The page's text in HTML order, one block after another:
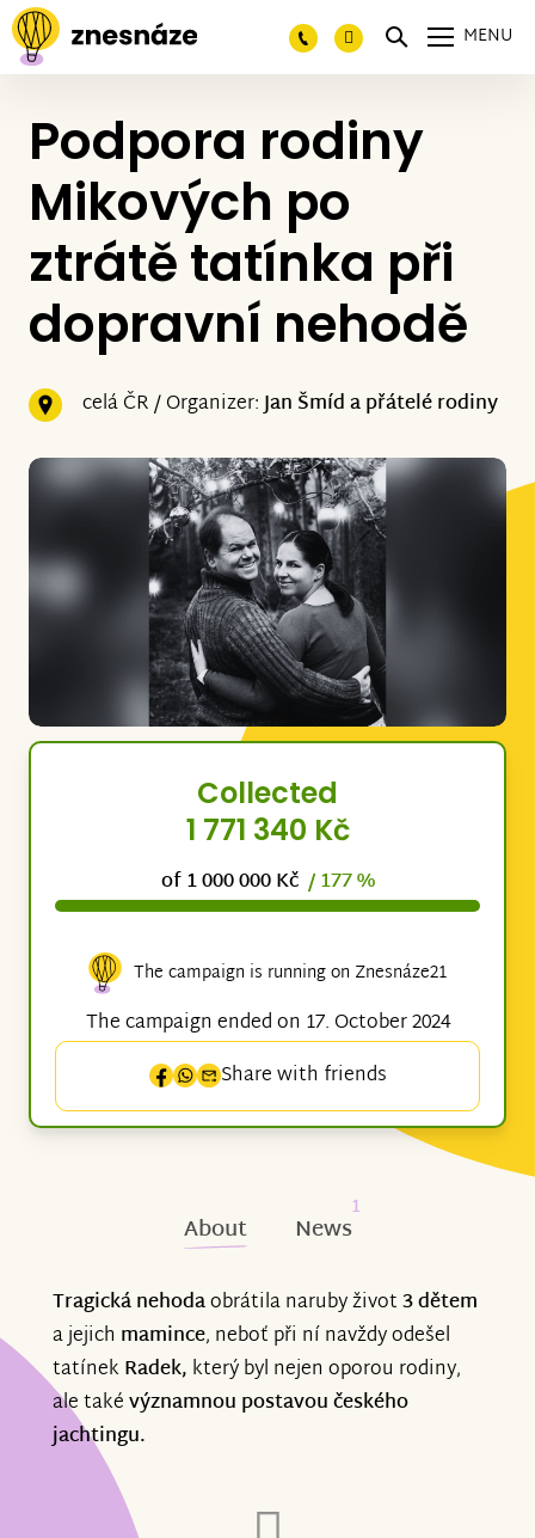
MENU
Podpora rodiny
Mikových po
ztrátě tatínka při
dopravní nehodě
celá ČR / Organizer:Jan Šmíd a přátelé rodiny
Collected
1 771 340 Kč
of 1 000 000 Kč / 177 %
The campaign is running on Znesnáze21
The campaign ended on 17. October 2024
Share with friends
About News
1
Tragická nehodaobrátila naruby život3 dětem
a jejich mamince, neboť při ní navždy odešel
tatínek Radek, který byl nejen oporou rodiny,
ale takévýznamnou postavou českého
jachtingu.